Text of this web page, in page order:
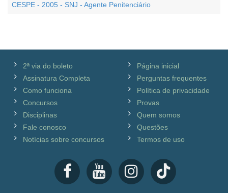
CESPE - 2005 - SNJ - Agente Penitenciário
2ª via do boleto
Assinatura Completa
Como funciona
Concursos
Disciplinas
Fale conosco
Notícias sobre concursos
Página inicial
Perguntas frequentes
Política de privacidade
Provas
Quem somos
Questões
Termos de uso